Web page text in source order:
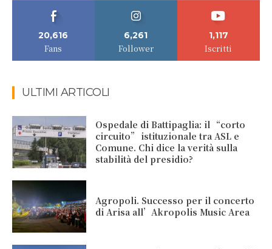
20,616
Fans
6,261
Follower
1,117
Iscritti
ULTIMI ARTICOLI
Ospedale di Battipaglia: il “corto
circuito” istituzionale tra ASL e
Comune. Chi dice la verità sulla
stabilità del presidio?
Agropoli. Successo per il concerto
di Arisa all’Akropolis Music Area